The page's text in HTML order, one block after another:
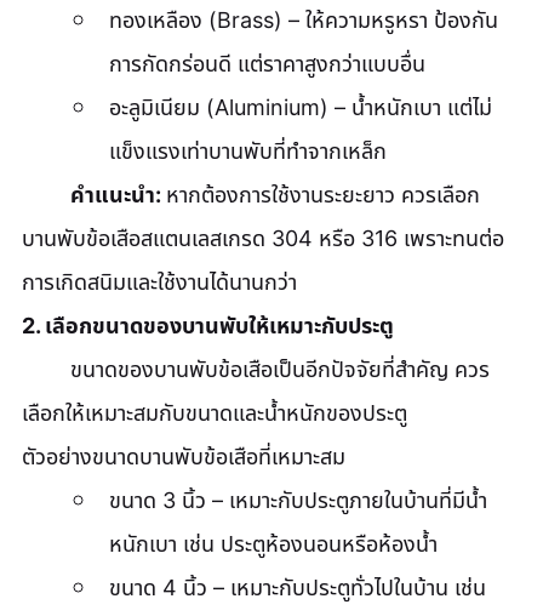
ทองเหลือง (Brass) – ให้ความหรูหรา ป้องกัน
การกัดกร่อนดี แต่ราคาสูงกว่าแบบอื่น
อะลูมิเนียม (Aluminium) – น้ำหนักเบา แต่ไม่
แข็งแรงเท่าบานพับที่ทำจากเหล็ก
คำแนะนำ: หากต้องการใช้งานระยะยาว ควรเลือก
บานพับข้อเสือสแตนเลสเกรด 304 หรือ 316 เพราะทนต่อ
การเกิดสนิมและใช้งานได้นานกว่า
2. เลือกขนาดของบานพับให้เหมาะกับประตู
เลือกให้เหมาะสมกับขนาดและน้ำหนักของประตู
ตัวอย่างขนาดบานพับข้อเสือที่เหมาะสม
ขนาด 3 นิ้ว – เหมาะกับประตูภายในบ้านที่มีน้ำ
หนักเบา เช่น ประตูห้องนอนหรือห้องน้ำ
ขนาด 4 นิ้ว – เหมาะกับประตูทั่วไปในบ้าน เช่น